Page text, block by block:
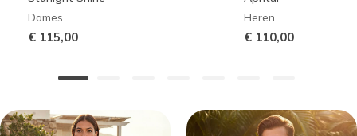
Dames
€ 115,00
Heren
€ 110,00